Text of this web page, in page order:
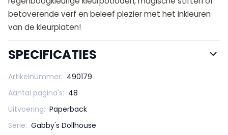
betoverende verf en beleef plezier met het inkleuren
van de kleurplaten!
SPECIFICATIES
Artikelnummer: 490179
Aantal pagina's: 48
Uitvoering: Paperback
Serie: Gabby's Dollhouse